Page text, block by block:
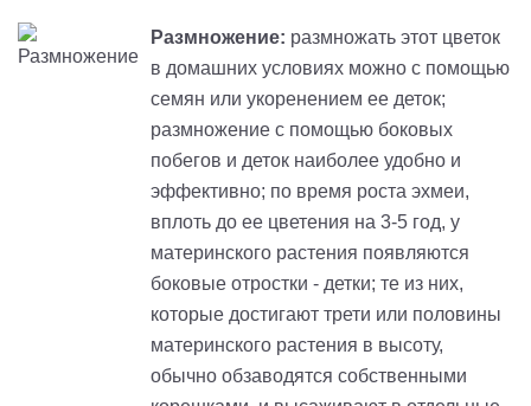
Размножение: размножать этот цветок
в домашних условиях можно с помощью
семян или укоренением ее деток;
размножение с помощью боковых
побегов и деток наиболее удобно и
эффективно; по время роста эхмеи,
вплоть до ее цветения на 3-5 год, у
материнского растения появляются
боковые отростки - детки; те из них,
которые достигают трети или половины
материнского растения в высоту,
обычно обзаводятся собственными